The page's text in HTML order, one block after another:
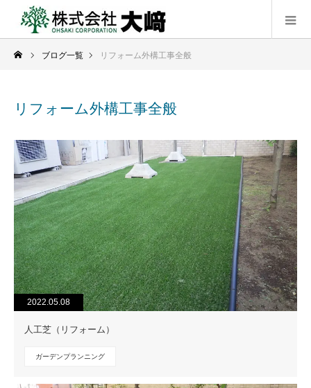
ブログ一覧 リフォーム外構工事全般
リフォーム外構工事全般
2022.05.08
人工芝（リフォーム）
ガーデンプランニング